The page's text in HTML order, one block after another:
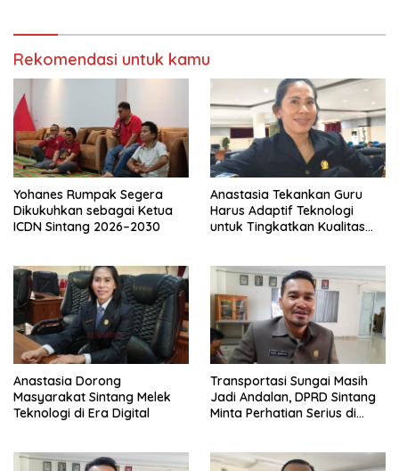
Rekomendasi untuk kamu
Yohanes Rumpak Segera
Dikukuhkan sebagai Ketua
ICDN Sintang 2026–2030
Anastasia Tekankan Guru
Harus Adaptif Teknologi
untuk Tingkatkan Kualitas
Anastasia Dorong
Masyarakat Sintang Melek
Teknologi di Era Digital
Transportasi Sungai Masih
Jadi Andalan, DPRD Sintang
Minta Perhatian Serius di